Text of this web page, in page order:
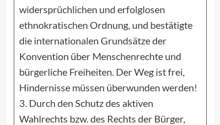
widersprüchlichen und erfolglosen
ethnokratischen Ordnung, und bestätigte
die internationalen Grundsätze der
Konvention über Menschenrechte und
bürgerliche Freiheiten. Der Weg ist frei,
Hindernisse müssen überwunden werden!
3. Durch den Schutz des aktiven
Wahlrechts bzw. des Rechts der Bürger,